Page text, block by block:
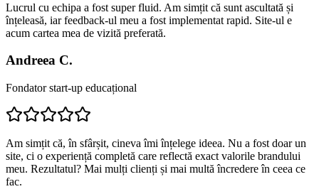
Lucrul cu echipa a fost super fluid. Am simțit că sunt ascultată și
înțeleasă, iar feedback-ul meu a fost implementat rapid. Site-ul e
acum cartea mea de vizită preferată.
Andreea C.
Fondator start-up educațional
Am simțit că, în sfârșit, cineva îmi înțelege ideea. Nu a fost doar un
site, ci o experiență completă care reflectă exact valorile brandului
meu. Rezultatul? Mai mulți clienți și mai multă încredere în ceea ce
fac.